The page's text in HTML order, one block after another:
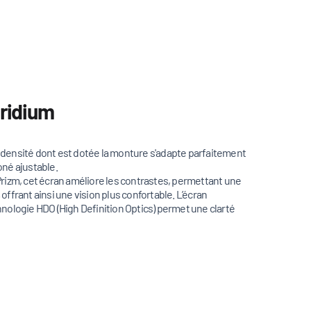
dont est dotée la monture s'adapte parfaitement
ajustable.
cet écran améliore les contrastes, permettant une
ainsi une vision plus confortable. L’écran
HDO (High Definition Optics) permet une clarté